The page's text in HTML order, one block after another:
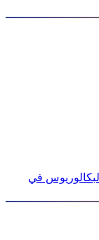
في